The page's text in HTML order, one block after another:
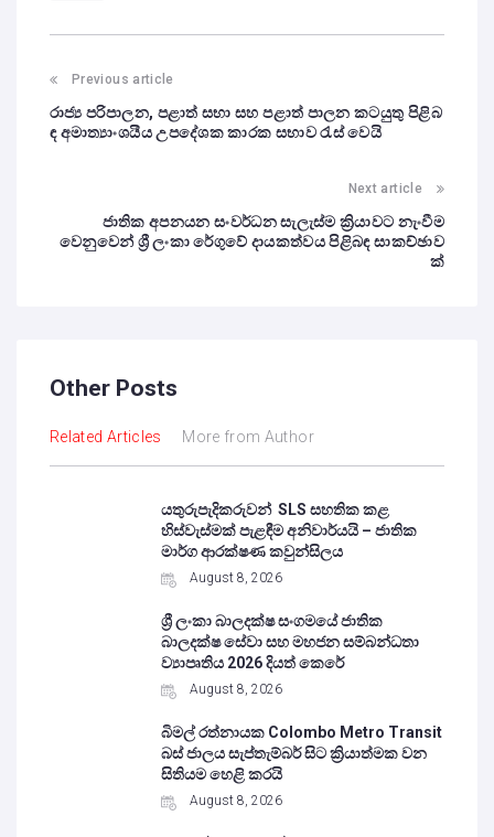
Previous article
රාජ්‍ය පරිපාලන, පළාත් සභා සහ පළාත් පාලන කටයුතු පිළිබ
ඳ අමාත්‍යාංශයීය උපදේශක කාරක සභාව රැස් වෙයි
Next article
ජාතික අපනයන සංවර්ධන සැලැස්ම ක්‍රියාවට නැංවීම
වෙනුවෙන් ශ්‍රී ලංකා රේගුවේ දායකත්වය පිළිබඳ සාකච්ඡාව
ක්
Other Posts
Related Articles More from Author
යතුරුපැදිකරුවන් SLS සහතික කළ
හිස්වැස්මක් පැළඳීම අනිවාර්යයි – ජාතික
මාර්ග ආරක්ෂණ කවුන්සිලය
August 8, 2026
ශ්‍රී ලංකා බාලදක්ෂ සංගමයේ ජාතික
බාලදක්ෂ සේවා සහ මහජන සම්බන්ධතා
ව්‍යාපෘතිය 2026 දියත් කෙරේ
August 8, 2026
බිමල් රත්නායක Colombo Metro Transit
බස් ජාලය සැප්තැම්බර් සිට ක්‍රියාත්මක වන
සිතියම හෙළි කරයි
August 8, 2026